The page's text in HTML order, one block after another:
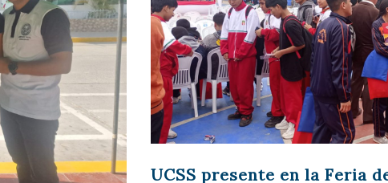
UCSS presente en la Feria